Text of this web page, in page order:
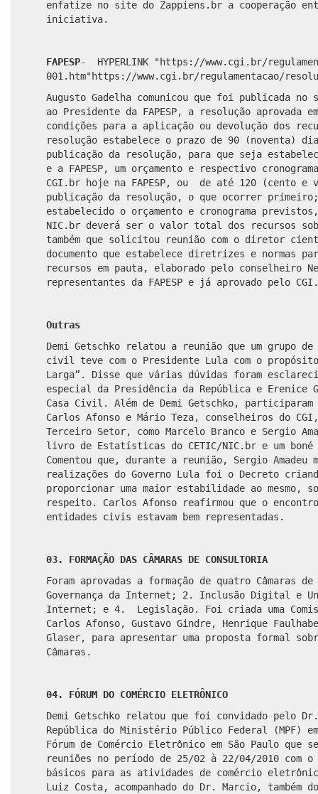
enfatize no site do Zappiens.br a cooperação
iniciativa.
FAPESP-
HYPERLINK "https://www.cgi.br/
001.htm"https://www.cgi.br/regulamentacao/
Augusto Gadelha comunicou que foi publicada
ao Presidente da FAPESP, a resolução aprovada
condições para a aplicação ou devolução dos
resolução estabelece o prazo de 90 (noventa)
publicação da resolução, para que seja
e a FAPESP, um orçamento e respectivo
CGI.br hoje na FAPESP, ou de até 120 (cento
publicação da resolução, o que ocorrer
estabelecido o orçamento e cronograma
NIC.br deverá ser o valor total dos recursos sob
também que solicitou reunião com o diretor
documento que estabelece diretrizes e normas
recursos em pauta, elaborado pelo conselheiro
representantes da FAPESP e já aprovado pelo
Outras
Demi Getschko relatou a reunião que um grupo
civil teve com o Presidente Lula com o
Larga”. Disse que várias dúvidas foram
especial da Presidência da República e Erenice
Casa Civil. Além de Demi Getschko,
Carlos Afonso e Mário Teza, conselheiros do
Terceiro Setor, como Marcelo Branco e Sergio
livro de Estatísticas do CETIC/NIC.br e um boné
Comentou que, durante a reunião, Sergio Amadeu
realizações do Governo Lula foi o Decreto
proporcionar uma maior estabilidade ao mesmo,
respeito. Carlos Afonso reafirmou que o
entidades civis estavam bem representadas.
03. FORMAÇÃO DAS CÂMARAS DE CONSULTORIA
Foram aprovadas a formação de quatro Câmaras
Governança da Internet; 2. Inclusão Digital e
Internet; e 4. Legislação. Foi criada uma
Carlos Afonso, Gustavo Gindre, Henrique
Glaser, para apresentar uma proposta formal
Câmaras.
04. FÓRUM DO COMÉRCIO ELETRÔNICO
Demi Getschko relatou que foi convidado pelo
República do Ministério Público Federal (MPF)
Fórum de Comércio Eletrônico em São Paulo que
reuniões no período de 25/02 à 22/04/2010
básicos para as atividades de comércio
Luiz Costa, acompanhado do Dr. Marcio,